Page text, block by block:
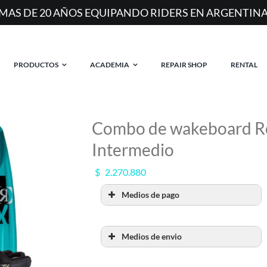
DE 20 AÑOS EQUIPANDO RIDERS EN
PRODUCTOS ACADEMIA REPAIR SHOP RENTAL
Combo de wakeboard
Intermedio
$ 2.270.880
Medios de pago
Medios de envio